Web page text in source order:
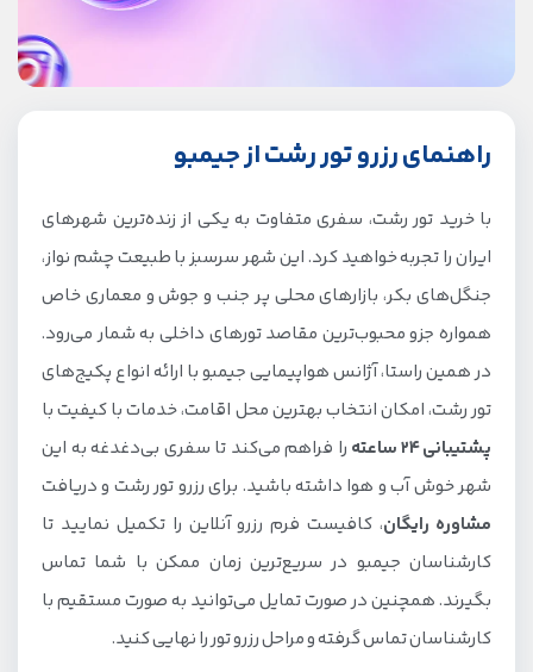
راهنمای رزرو تور رشت از جیمبو
با خرید تور رشت، سفری متفاوت به یکی از زنده‌ترین شهرهای
ایران را تجربه خواهید کرد. این شهر سرسبز با طبیعت چشم نواز،
جنگل‌های بکر، بازارهای محلی پر جنب و جوش و معماری خاص
همواره جزو محبوب‌ترین مقاصد تورهای داخلی به شمار می‌رود.
در همین راستا، آژانس هواپیمایی جیمبو با ارائه انواع پکیج‌های
تور رشت، امکان انتخاب بهترین محل اقامت، خدمات با کیفیت با
پشتیبانی 24 ساعته
را فراهم می‌کند تا سفری بی‌دغدغه به این
شهر خوش آب و هوا داشته باشید. برای رزرو تور رشت و دریافت
مشاوره رایگان، کافیست فرم رزرو آنلاین را تکمیل نمایید تا
کارشناسان جیمبو در سریع‌ترین زمان ممکن با شما تماس
بگیرند. همچنین در صورت تمایل می‌توانید به صورت مستقیم با
کارشناسان تماس گرفته و مراحل رزرو تور را نهایی کنید.